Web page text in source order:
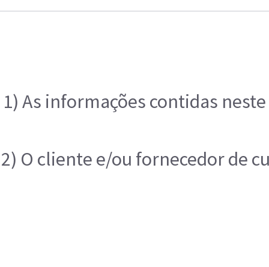
1) As informações contidas
2) O cliente e/ou fornecedor de